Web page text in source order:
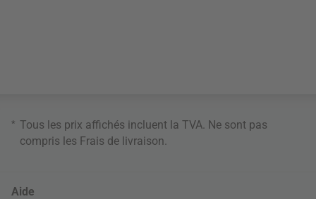
* Tous les prix affichés incluent la TVA. Ne sont pas
compris les Frais de livraison
Aide